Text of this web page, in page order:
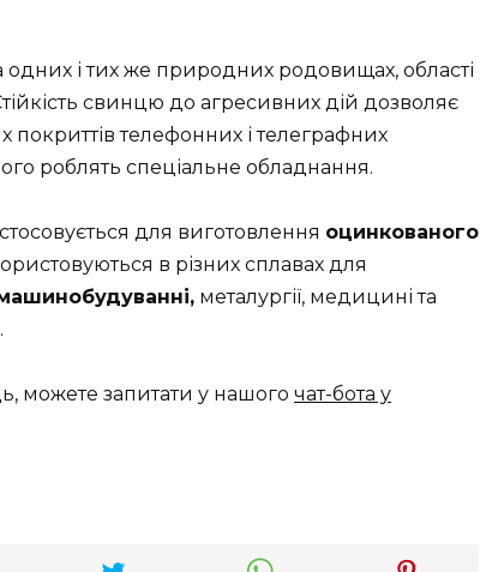
і тих же природних родовищах, області
свинцю до агресивних дій дозволяє
покриттів телефонних і телеграфних
роблять спеціальне обладнання.
для виготовлення оцинкованого
в різних сплавах для
металургії, медицині та
можете запитати у нашого чат-бота у